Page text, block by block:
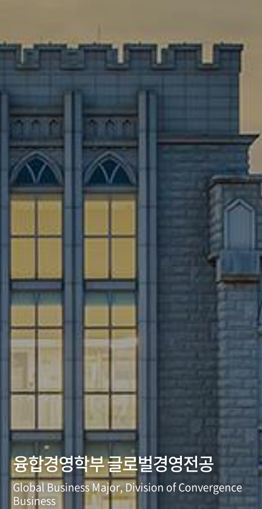
융합경영학부 글로벌경영전공
Global Business Major, Division of Convergence
Business